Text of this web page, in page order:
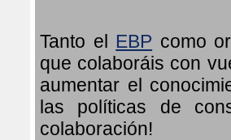
Tanto el EBP como
que colaboráis con
aumentar el
las políticas de
colaboración!